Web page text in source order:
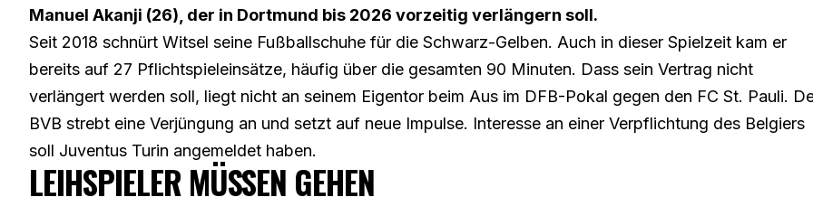
Manuel Akanji (26), der in Dortmund bis 2026 vorzeitig verlängern soll.
Seit 2018 schnürt Witsel seine Fußballschuhe für die Schwarz-Gelben. Auch in dieser Spielzeit kam er
bereits auf 27 Pflichtspieleinsätze, häufig über die gesamten 90 Minuten. Dass sein Vertrag nicht
verlängert werden soll, liegt nicht an seinem Eigentor beim Aus im DFB-Pokal gegen den FC St. Pauli.
BVB strebt eine Verjüngung an und setzt auf neue Impulse. Interesse an einer Verpflichtung des Belgiers
soll Juventus Turin angemeldet haben.
LEIHSPIELER MÜSSEN GEHEN